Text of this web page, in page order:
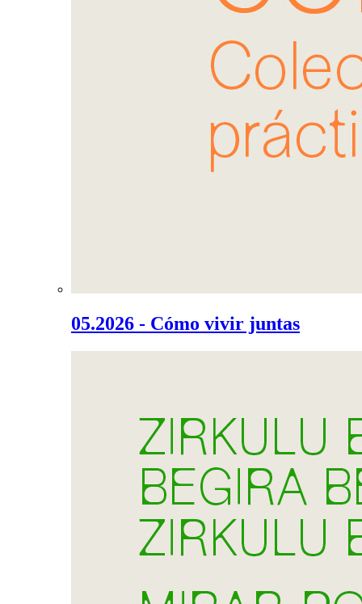
05.2026 - Cómo vivir juntas